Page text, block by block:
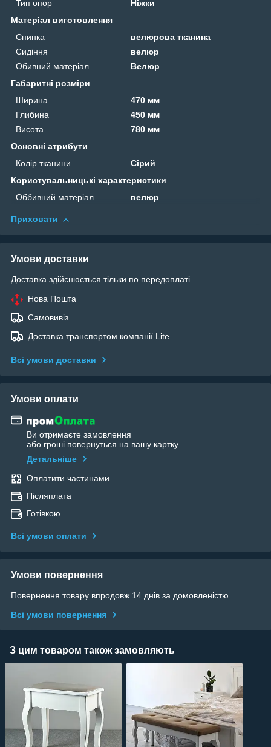
Тип опор
Ніжки
Матеріал виготовлення
Спинка
велюрова тканина
Сидіння
велюр
Обивний матеріал
Велюр
Габаритні розміри
Ширина
470 мм
Глибина
450 мм
Висота
780 мм
Основні атрибути
Колір тканини
Сірий
Користувальницькі характеристики
Оббивний матеріал
велюр
Приховати
Умови доставки
Доставка здійснюється тільки по передоплаті.
Нова Пошта
Самовивіз
Доставка транспортом компанії Lite
Всі умови доставки
Умови оплати
Ви отримаєте замовлення
або гроші повернуться на вашу картку
Детальніше
Оплатити частинами
Післяплата
Готівкою
Всі умови оплати
Умови повернення
Повернення товару впродовж 14 днів за домовленістю
Всі умови повернення
З цим товаром також замовляють